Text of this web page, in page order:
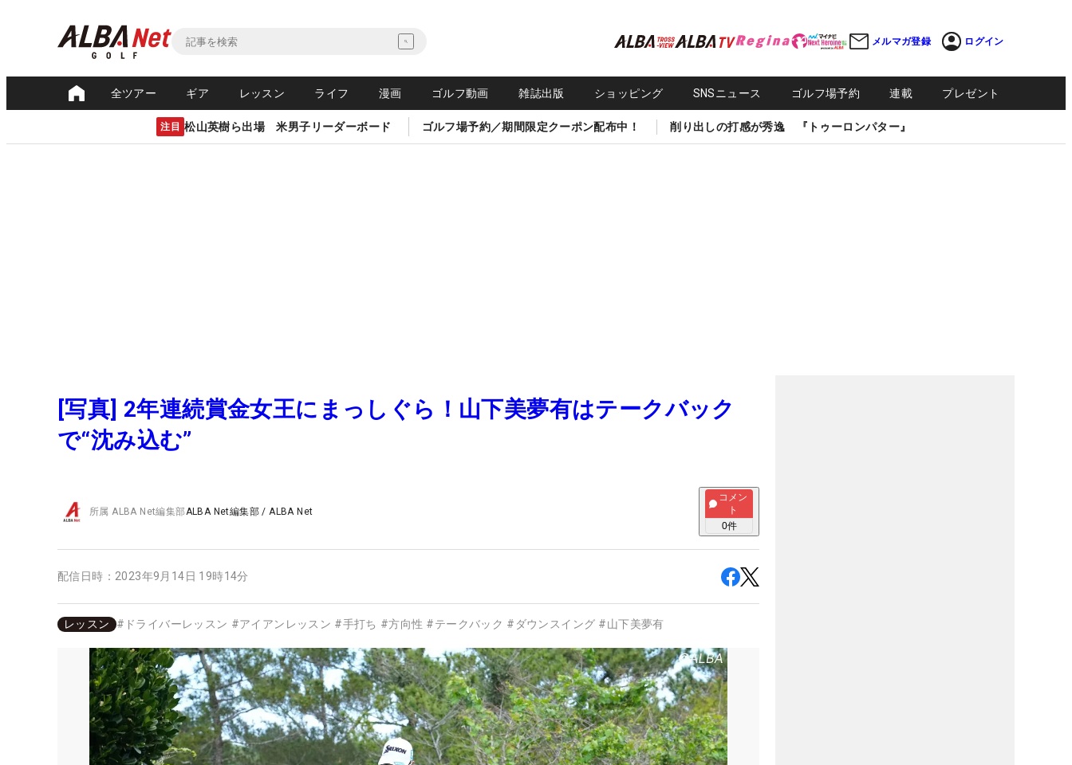
メルマガ登録 ログイン
全ツアー ギア レッスン ライフ 漫画 ゴルフ動画 雑誌出版 ショッピング SNSニュース ゴルフ場予約 連載 プレゼント
注目 松山英樹ら出場 米男子リーダーボード ゴルフ場予約／期間限定クーポン配布中！ 削り出しの打感が秀逸 『トゥーロンパター』
[写真] 2年連続賞金女王にまっしぐら！山下美夢有はテークバック
で“沈み込む”
所属ALBA Net編集部ALBA Net編集部 /ALBA Net
コメン
ト
0件
配信日時： 2023年9月14日 19時14分
レッスン # ドライバーレッスン #アイアンレッスン #手打ち #方向性 #テークバック # ダウンスイング #山下美夢有